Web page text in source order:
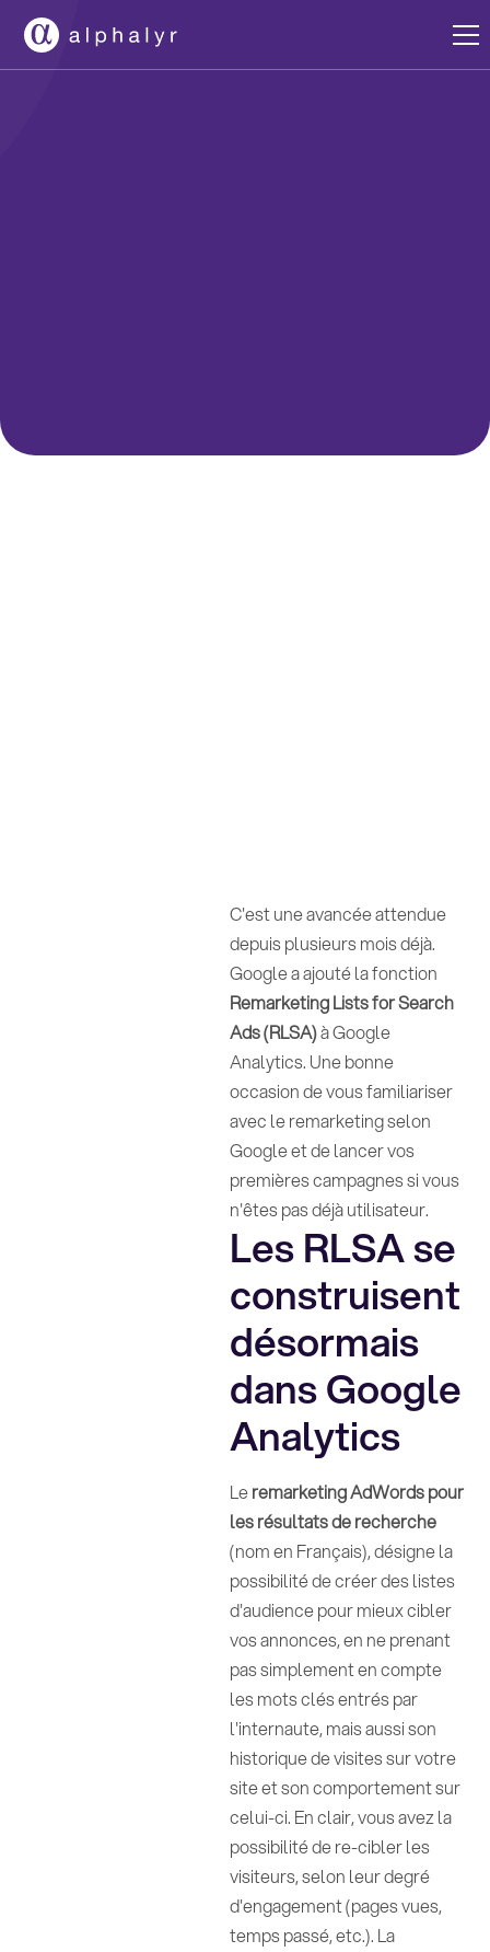
C'est une avancée attendue
depuis plusieurs mois déjà.
Google a ajouté la fonction
Remarketing Lists for Search
Ads (RLSA)à Google
Analytics. Une bonne
occasion de vous familiariser
avec le remarketing selon
Google et de lancer vos
premières campagnes si vous
n'êtes pas déjà utilisateur.
Les RLSA se
construisent
désormais
dans Google
Analytics
Leremarketing AdWords pour
les résultats de recherche
(nom en Français), désigne la
possibilité de créer des listes
d'audience pour mieux cibler
vos annonces, en ne prenant
pas simplement en compte
les mots clés entrés par
l'internaute, mais aussi son
historique de visites sur votre
site et son comportement sur
celui-ci. En clair, vous avez la
possibilité de re-cibler les
visiteurs, selon leur degré
d'engagement (pages vues,
temps passé, etc.). La